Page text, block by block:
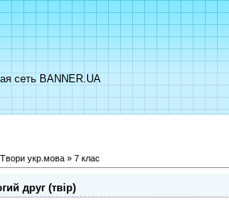
сеть BANNER.UA
Твори укр.мова » 7 клас
друг (твір)